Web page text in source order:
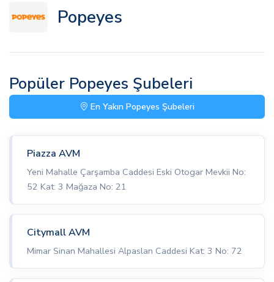
Popeyes
Popüler Popeyes Şubeleri
En Yakın Popeyes Şubeleri
Piazza AVM
Yeni Mahalle Çarşamba Caddesi Eski Otogar Mevkii No:
52 Kat: 3 Mağaza No: 21
Citymall AVM
Mimar Sinan Mahallesi Alpaslan Caddesi Kat: 3 No: 72